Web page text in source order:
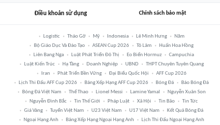
Điều khoản sử dụng Chính sách bảo mật
Logistic Tháo Gỡ Mỹ Indonesia Lê Minh Hưng
Năm
Bộ Giáo Dục Và Đào Tạo
ASEAN Cup 2026 Tô Lâm
Huấn Hoa Hồng
Liên Bang Nga
Luật Phát Triển Đô Thị Eo Biển Hormuz
Campuchia
Luật Kiến Trúc
Hạ Tầng Doanh Nghiệp UBND
THPT Chuyên Tuyên Quang
Iran
Phát Triển Bền Vững Đại Biểu Quốc Hội
AFF Cup 2026
Lịch Thi Đấu AFF Cup 2026
Bảng Xếp Hạng AFF Cup 2026 Bóng Đá
Báo Bóng Đá
Bóng Đá Việt Nam
Thể Thao Lionel Messi Lamine Yamal
Nguyễn Xuân Son
Nguyễn Đình Bắc
Tin Thế Giới Pháp Luật Xã Hội Tin Bão
Tin Tức
Giá Vàng
Tuyển Việt Nam U23 Việt Nam U17 Việt Nam
Kết Quả Bóng Đá
Ngoại Hạng Anh
Bảng Xếp Hạng Ngoại Hạng Anh Lịch Thi Đấu Ngoại Hạng Anh